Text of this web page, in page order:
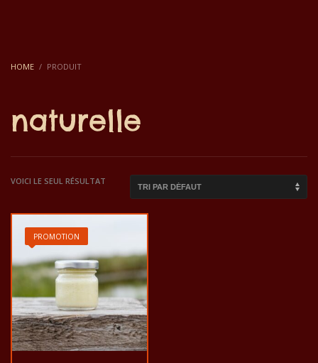
HOME PRODUIT
naturelle
VOICI LE SEUL RÉSULTAT
PROMOTION